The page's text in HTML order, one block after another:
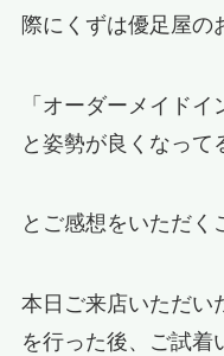
際にくずは優足屋の
「オーダーメイド
と姿勢が良くなって
とご感想をいただく
本日ご来店いただい
を行った後、ご試着